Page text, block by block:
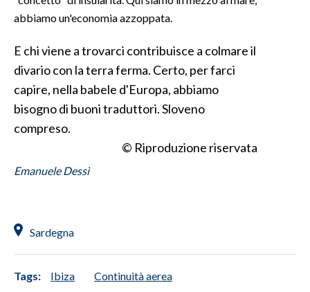
abbiamo un'economia azzoppata.
E chi viene a trovarci contribuisce a colmare il
divario con la terra ferma. Certo, per farci
capire, nella babele d'Europa, abbiamo
bisogno di buoni traduttori. Sloveno
compreso.
© Riproduzione riservata
Emanuele Dessì
Sardegna
Tags: Ibiza Continuità aerea